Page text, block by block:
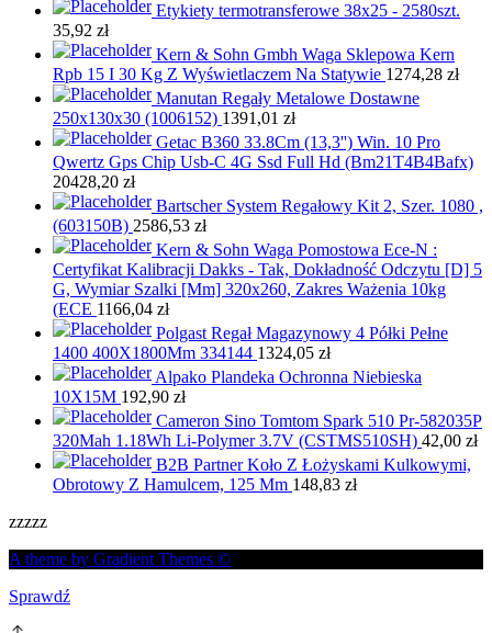
Etykiety termotransferowe 38x25 - 2580szt.
35,92 zł
Kern & Sohn Gmbh Waga Sklepowa Kern
Rpb 15 I 30 Kg Z Wyświetlaczem Na Statywie 1274,28 zł
Manutan Regały Metalowe Dostawne
250x130x30 (1006152) 1391,01 zł
Getac B360 33.8Cm (13,3'') Win. 10 Pro
Qwertz Gps Chip Usb-C 4G Ssd Full Hd (Bm21T4B4Bafx)
20428,20 zł
Bartscher System Regałowy Kit 2, Szer. 1080 ,
(603150B) 2586,53 zł
Kern & Sohn Waga Pomostowa Ece-N :
Certyfikat Kalibracji Dakks - Tak, Dokładność Odczytu [D] 5
G, Wymiar Szalki [Mm] 320x260, Zakres Ważenia 10kg
(ECE 1166,04 zł
Polgast Regał Magazynowy 4 Półki Pełne
1400 400X1800Mm 334144 1324,05 zł
Alpako Plandeka Ochronna Niebieska
10X15M 192,90 zł
Cameron Sino Tomtom Spark 510 Pr-582035P
320Mah 1.18Wh Li-Polymer 3.7V (CSTMS510SH) 42,00 zł
B2B Partner Koło Z Łożyskami Kulkowymi,
Obrotowy Z Hamulcem, 125 Mm 148,83 zł
zzzzz
A theme by Gradient Themes ©
Sprawdź